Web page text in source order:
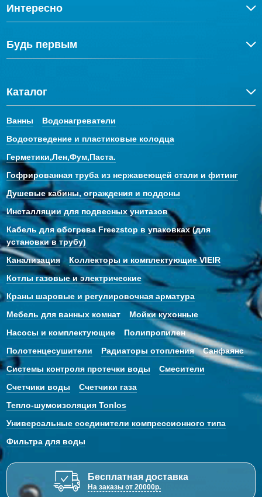
Интересно
Будь первым
Каталог
Ванны
Водонагреватели
Водоотведение и пластиковые колодца
Герметики,Лен,Фум,Паста.
Гофрированная труба из нержавеющей стали и фитинг
Душевые кабины, ограждения и поддоны
Инсталляции для подвесных унитазов
Кабель для обогрева Freezstop в упаковках (для
установки в трубу)
Канализация
Коллекторы и комплектующие VIEIR
Котлы газовые и электрические
Краны шаровые и регулировочная арматура
Мебель для ванных комнат
Мойки кухонные
Насосы и комплектующие
Полипропилен
Полотенцесушители
Радиаторы отопления
Санфаянс
Системы контроля протечки воды
Смесители
Счетчики воды
Счетчики газа
Тепло-шумоизоляция Tonlos
Универсальные соединители компрессионного типа
Фильтра для воды
Бесплатная доставка
На заказы от 20000р.